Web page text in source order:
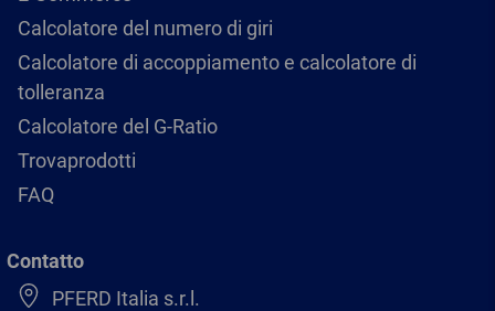
Calcolatore del numero di giri
Calcolatore di accoppiamento e calcolatore di
tolleranza
Calcolatore del G-Ratio
Trovaprodotti
FAQ
Contatto
PFERD Italia s.r.l.